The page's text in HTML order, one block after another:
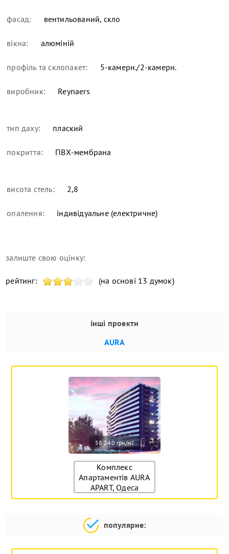
фасад: вентильований, скло
вікна: алюміній
профіль та склопакет: 5-камерн./2-камерн.
виробник: Reynaers
тип даху: плаский
покриття: ПВХ-мембрана
висота стель: 2,8
опалення: індивідуальне (електричне)
залиште свою оцінку:
рейтинг: (на основі 13 думок)
інші проекти
AURA
58 240 грн/м2
Комплекс
Апартаментів AURA
APART, Одеса
популярне: